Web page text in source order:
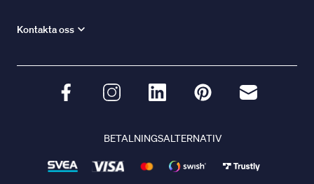
Kontakta oss
BETALNINGSALTERNATIV